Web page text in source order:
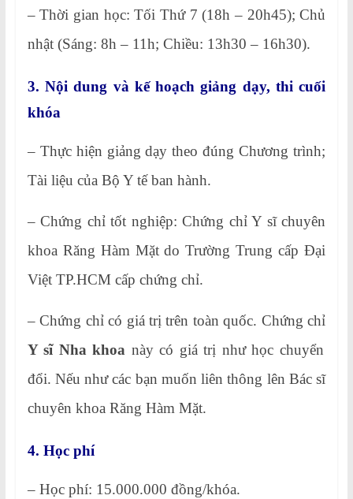
– Thời gian học: Tối Thứ 7 (18h – 20h45); Chủ
nhật (Sáng: 8h – 11h; Chiều: 13h30 – 16h30).
3. Nội dung và kế hoạch giảng dạy, thi cuối
khóa
– Thực hiện giảng dạy theo đúng Chương trình;
Tài liệu của Bộ Y tế ban hành.
– Chứng chỉ tốt nghiệp: Chứng chỉ Y sĩ chuyên
khoa Răng Hàm Mặt do Trường Trung cấp Đại
Việt TP.HCM cấp chứng chỉ.
– Chứng chỉ có giá trị trên toàn quốc. Chứng chỉ
Y sĩ Nha khoa này có giá trị như học chuyển
đổi. Nếu như các bạn muốn liên thông lên Bác sĩ
chuyên khoa Răng Hàm Mặt.
4. Học phí
– Học phí: 15.000.000 đồng/khóa.